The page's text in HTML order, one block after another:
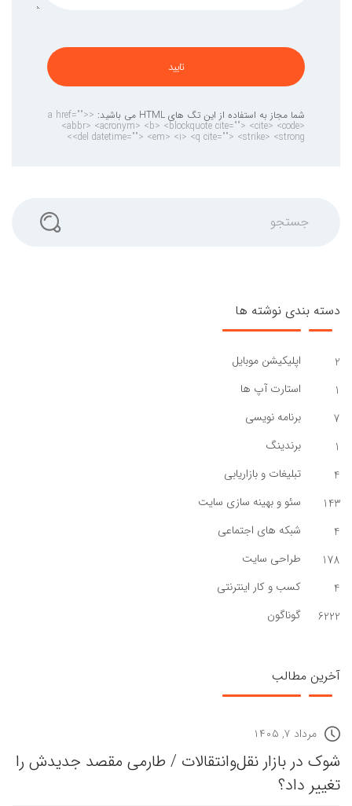
تایید
شما مجاز به استفاده از این تگ های HTML می باشید: <a href="">
<abbr> <acronym> <b> <blockquote cite=""> <cite> <code>
<del datetime=""> <em> <i> <q cite=""> <strike> <strong>
دسته بندی نوشته ها
2
اپلیکیشن موبایل
1
استارت آپ ها
7
برنامه نویسی
1
برندینگ
4
تبلیغات و بازاریابی
143
سئو و بهینه سازی سایت
4
شبکه های اجتماعی
178
طراحی سایت
4
کسب و کار اینترنتی
6222
گوناگون
آخرین مطالب
مرداد ۷, ۱۴۰۵
شوک در بازار نقل‌وانتقالات / طارمی مقصد جدیدش را
تغییر داد؟